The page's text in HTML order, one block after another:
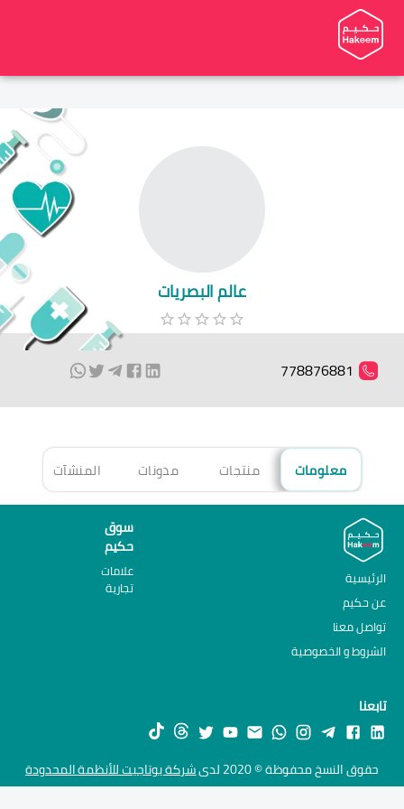
عالم البصريات
778876881
معلومات منتجات مدونات المنشآت
الرئيسية
عن حكيم
تواصل معنا
الشروط و الخصوصية
سوق
حكيم
علامات
تجارية
تابعنا
حقوق النسخ محفوظة © 2020 لدى شركة يوتاجيت للأنظمة المحدودة